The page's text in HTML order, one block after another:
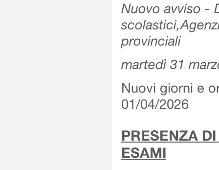
Nuovo avviso -
provinciali
martedì 31
Nuovi giorni e
01/04/2026
PRESENZA
ESAMI